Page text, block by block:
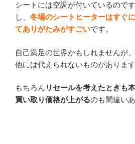
シートには空調が付いているので
し、 冬場のシートヒーターはすぐ
てありがたみがすごいです。
自己満足の世界かもしれませんが
他には代えられないものがあります
もちろん リセールを考えたときも
買い取り価格が上がるのも間違い